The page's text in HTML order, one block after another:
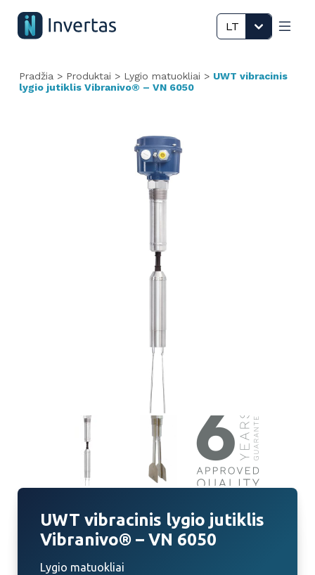
LT
Pradžia > Produktai > Lygio matuokliai > UWT vibracinis
lygio jutiklis Vibranivo® – VN 6050
UWT vibracinis lygio jutiklis
Vibranivo® – VN 6050
Lygio matuokliai